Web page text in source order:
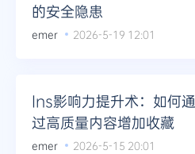
的安全隐患
emer 2026-5-19 12:01
Ins影响力提升术：如何通
过高质量内容增加收藏
emer 2026-5-15 20:01